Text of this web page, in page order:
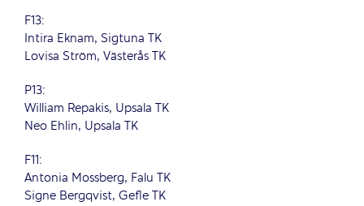
F13:
Intira Eknam, Sigtuna TK
Lovisa Ström, Västerås TK
P13:
William Repakis, Upsala TK
Neo Ehlin, Upsala TK
F11:
Antonia Mossberg, Falu TK
Signe Bergqvist, Gefle TK